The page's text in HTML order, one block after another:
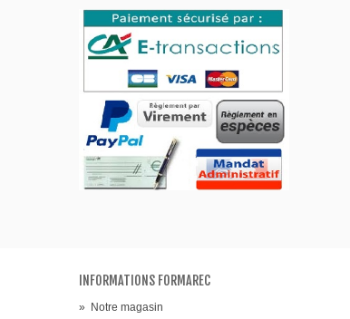
INFORMATIONS FORMAREC
»
Notre magasin